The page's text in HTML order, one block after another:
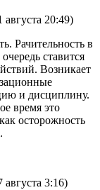
августа 20:49)
Рачительность в
ставится
Возникает
и дисциплину.
время это
осторожность
августа 3:16)